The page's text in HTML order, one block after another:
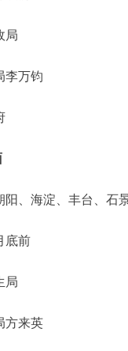
局
万钧
海淀、丰台、石
底前
局
来英